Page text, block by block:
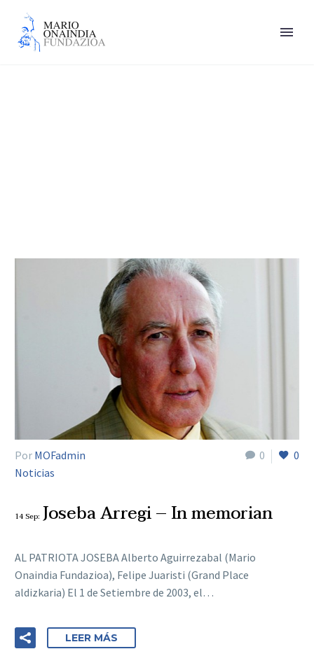
0 0
Por MOFadmin
Noticias
14 Sep: Joseba Arregi – In memorian
AL PATRIOTA JOSEBA Alberto Aguirrezabal (Mario
Onaindia Fundazioa), Felipe Juaristi (Grand Place
aldizkaria) El 1 de Setiembre de 2003, el…
LEER MÁS